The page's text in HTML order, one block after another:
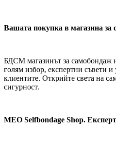
Вашата покупка в магазина за
БДСМ магазинът за самобондаж
голям избор, експертни съвети и
клиентите. Открийте света на
сигурност.
MEO Selfbondage Shop.